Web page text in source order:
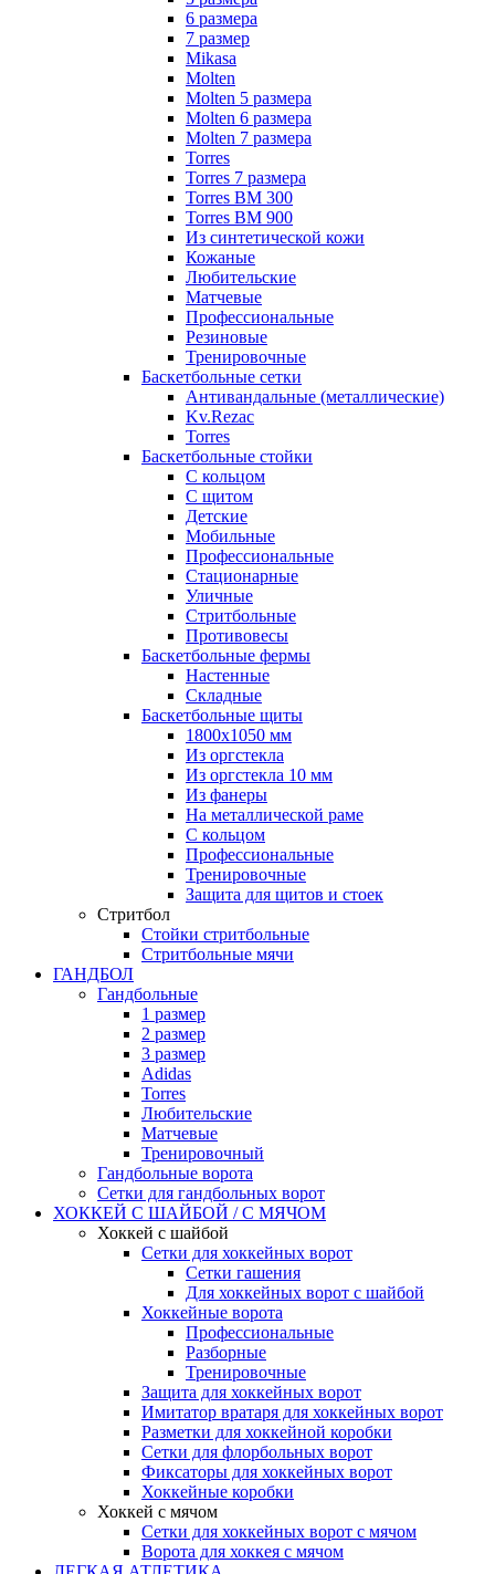
6 размера
7 размер
Mikasa
Molten
Molten 5 размера
Molten 6 размера
Molten 7 размера
Torres
Torres 7 размера
Torres BM 300
Torres BM 900
Из синтетической кожи
Кожаные
Любительские
Матчевые
Профессиональные
Резиновые
Тренировочные
Баскетбольные сетки
Антивандальные (металлические)
Kv.Rezac
Torres
Баскетбольные стойки
С кольцом
С щитом
Детские
Мобильные
Профессиональные
Стационарные
Уличные
Стритбольные
Противовесы
Баскетбольные фермы
Настенные
Складные
Баскетбольные щиты
1800х1050 мм
Из оргстекла
Из оргстекла 10 мм
Из фанеры
На металлической раме
С кольцом
Профессиональные
Тренировочные
Защита для щитов и стоек
Стритбол
Стойки стритбольные
Стритбольные мячи
ГАНДБОЛ
Гандбольные
1 размер
2 размер
3 размер
Adidas
Torres
Любительские
Матчевые
Тренировочный
Гандбольные ворота
Сетки для гандбольных ворот
ХОККЕЙ С ШАЙБОЙ / С МЯЧОМ
Хоккей с шайбой
Сетки для хоккейных ворот
Сетки гашения
Для хоккейных ворот с шайбой
Хоккейные ворота
Профессиональные
Разборные
Тренировочные
Защита для хоккейных ворот
Имитатор вратаря для хоккейных ворот
Разметки для хоккейной коробки
Сетки для флорбольных ворот
Фиксаторы для хоккейных ворот
Хоккейные коробки
Хоккей с мячом
Сетки для хоккейных ворот с мячом
Ворота для хоккея с мячом